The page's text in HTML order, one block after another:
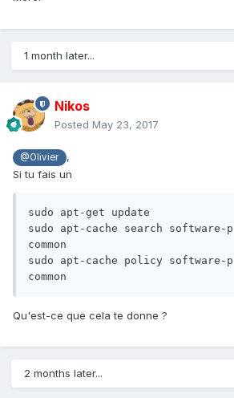
1 month later...
Nikos
Posted May 23, 2017
@Olivier
,
Si tu fais un
sudo apt-get update
sudo apt-cache search software-
common
sudo apt-cache policy software-
common
Qu'est-ce que cela te donne ?
2 months later...